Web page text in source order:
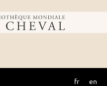
du
fr en